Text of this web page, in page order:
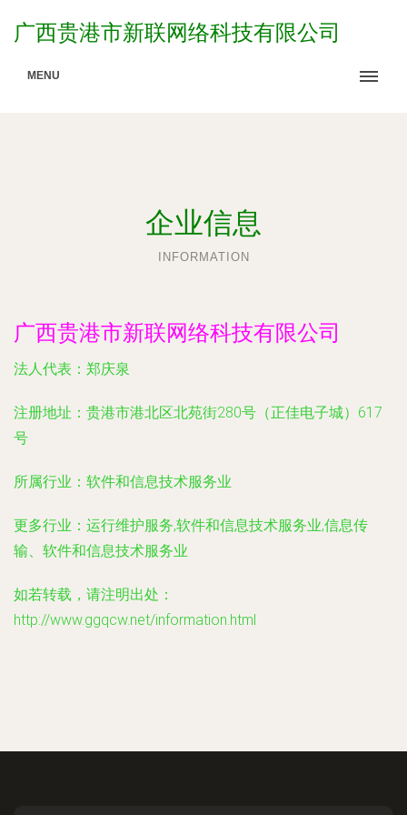
广西贵港市新联网络科技有限公司
MENU
企业信息
INFORMATION
广西贵港市新联网络科技有限公司
法人代表： 郑庆泉
注册地址： 贵港市港北区北苑街280号（正佳电子城）617
号
所属行业： 软件和信息技术服务业
更多行业： 运行维护服务,软件和信息技术服务业,信息传
输、软件和信息技术服务业
如若转载，请注明出处：
http://www.ggqcw.net/information.html